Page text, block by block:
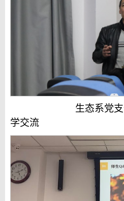
生态系党支部书
学交流